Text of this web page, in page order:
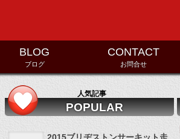
BLOG
ブログ
CONTACT
お問合せ
人気記事
POPULAR